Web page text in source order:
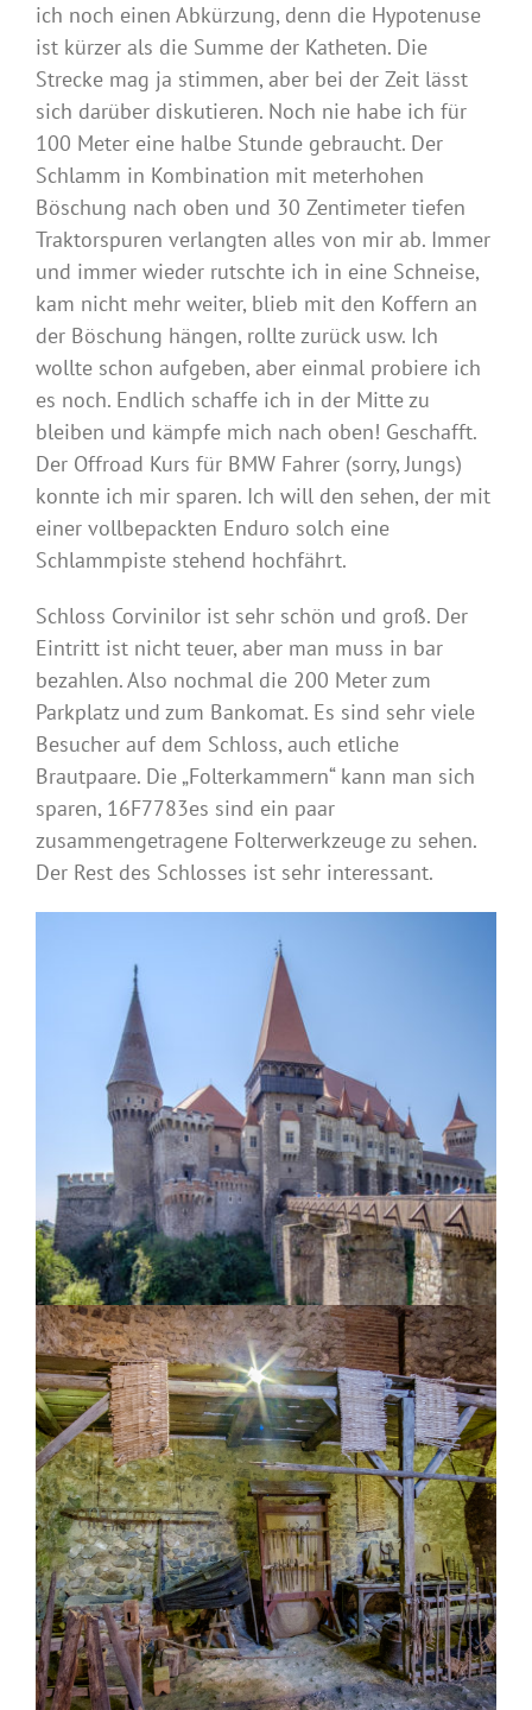
ich noch einen Abkürzung, denn die Hypotenuse
ist kürzer als die Summe der Katheten. Die
Strecke mag ja stimmen, aber bei der Zeit lässt
sich darüber diskutieren. Noch nie habe ich für
100 Meter eine halbe Stunde gebraucht. Der
Schlamm in Kombination mit meterhohen
Böschung nach oben und 30 Zentimeter tiefen
Traktorspuren verlangten alles von mir ab. Immer
und immer wieder rutschte ich in eine Schneise,
kam nicht mehr weiter, blieb mit den Koffern an
der Böschung hängen, rollte zurück usw. Ich
wollte schon aufgeben, aber einmal probiere ich
es noch. Endlich schaffe ich in der Mitte zu
bleiben und kämpfe mich nach oben! Geschafft.
Der Offroad Kurs für BMW Fahrer (sorry, Jungs)
konnte ich mir sparen. Ich will den sehen, der mit
einer vollbepackten Enduro solch eine
Schlammpiste stehend hochfährt.
Schloss Corvinilor ist sehr schön und groß. Der
Eintritt ist nicht teuer, aber man muss in bar
bezahlen. Also nochmal die 200 Meter zum
Parkplatz und zum Bankomat. Es sind sehr viele
Besucher auf dem Schloss, auch etliche
Brautpaare. Die „Folterkammern“ kann man sich
sparen, 16F7783es sind ein paar
zusammengetragene Folterwerkzeuge zu sehen.
Der Rest des Schlosses ist sehr interessant.